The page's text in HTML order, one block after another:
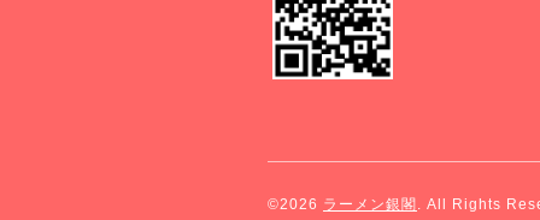
©2026 ラーメン銀閣 . All Rights